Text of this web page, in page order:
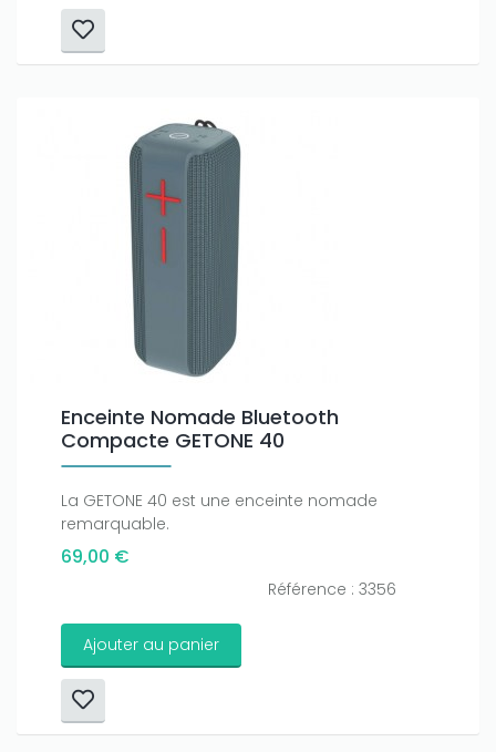
Enceinte Nomade Bluetooth
Compacte GETONE 40
La GETONE 40 est une enceinte nomade
remarquable.
69,00 €
Référence : 3356
Ajouter au panier